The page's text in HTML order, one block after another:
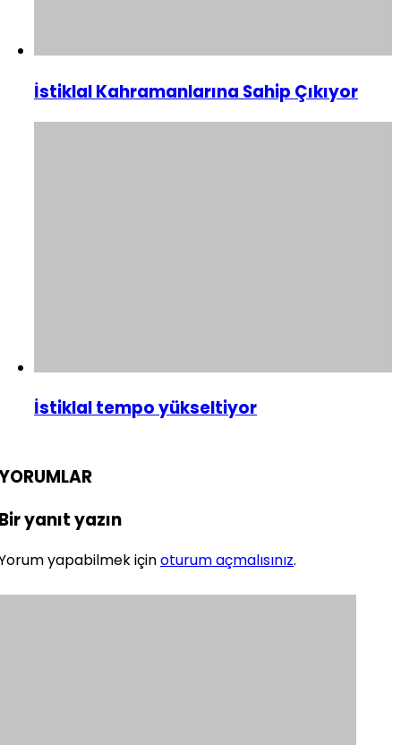
İstiklal Kahramanlarına Sahip Çıkıyor
İstiklal tempo yükseltiyor
yanıt yazın
yapabilmek içinoturum açmalısınız.